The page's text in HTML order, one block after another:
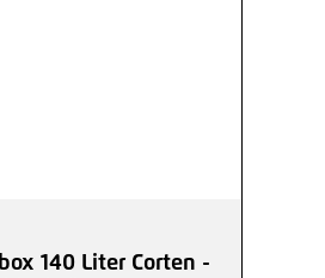
140 Liter Corten -